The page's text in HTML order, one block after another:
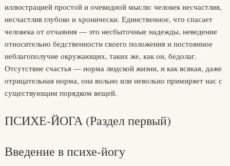
иллюстрацией простой и очевидной мысли: человек несчастлив,
несчастлив глубоко и хронически. Единственное, что спасает
человека от отчаяния — это несбыточные надежды, неведение
относительно бедственности своего положения и постоянное
неблагополучие окружающих, таких же, как он, бедолаг.
Отсутствие счастья — норма людской жизни, и как всякая, даже
отрицательная норма, она вольно или невольно примиряет нас с
существующим порядком вещей.
ПСИХЕ-ЙОГА (Раздел первый)
Введение в психе-йогу